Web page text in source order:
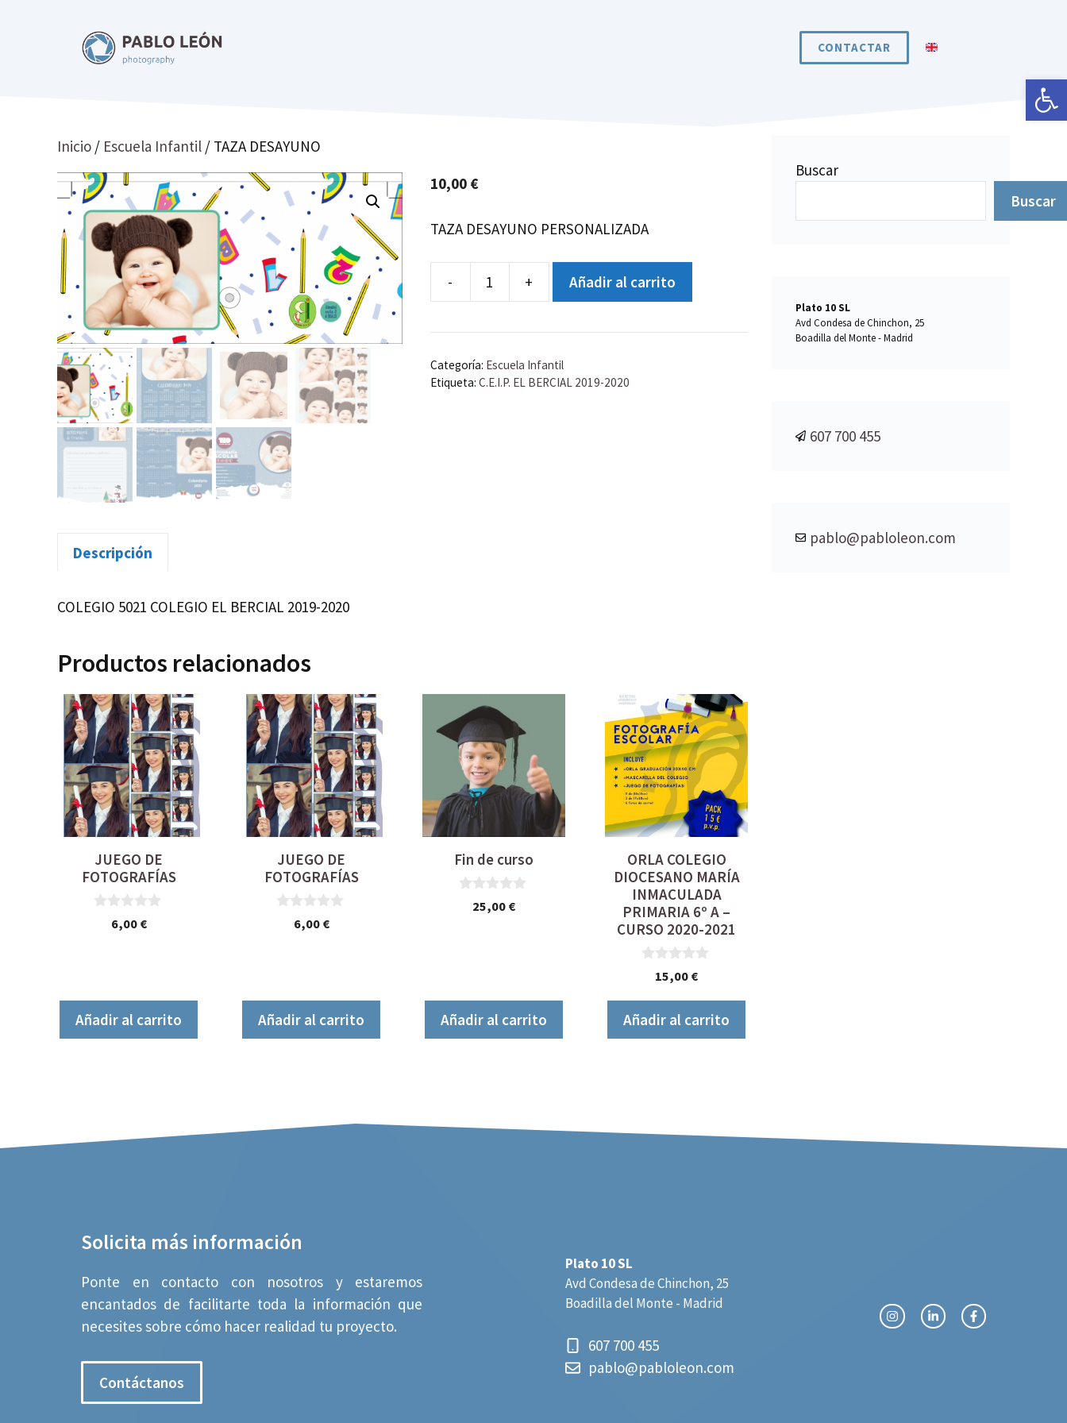
Abrir
CONTACTAR
Inicio / Escuela Infantil / TAZA DESAYUNO
10,00 €
TAZA DESAYUNO PERSONALIZADA
-
cantidad
+ Añadir al carrito
Categoría: Escuela Infantil
Etiqueta: C.E.I.P. EL BERCIAL 2019-2020
Descripción
COLEGIO 5021 COLEGIO EL BERCIAL 2019-2020
Productos relacionados
JUEGO DE
FOTOGRAFÍAS
6,00 €
Añadir al carrito
JUEGO DE
FOTOGRAFÍAS
6,00 €
Añadir al carrito
Fin de curso
25,00 €
Añadir al carrito
ORLA COLEGIO
DIOCESANO MARÍA
INMACULADA
PRIMARIA 6º A –
CURSO 2020-2021
15,00 €
Añadir al carrito
Buscar
Buscar
Plato 10 SL
Avd Condesa de Chinchon, 25
Boadilla del Monte - Madrid
607 700 455
pablo@pabloleon.com
Solicita más información
Ponte en contacto con nosotros y estaremos
encantados de facilitarte toda la información que
necesites sobre cómo hacer realidad tu proyecto.
Contáctanos
Plato 10 SL
Avd Condesa de Chinchon, 25
Boadilla del Monte - Madrid
607 700 455
pablo@pabloleon.com